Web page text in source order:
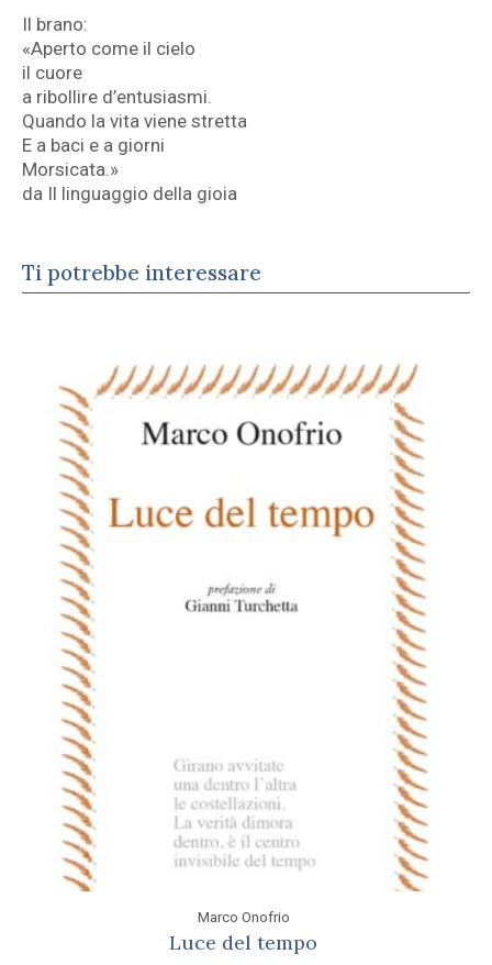
Il brano:
«Aperto come il cielo
il cuore
a ribollire d’entusiasmi.
Quando la vita viene stretta
E a baci e a giorni
Morsicata.»
da Il linguaggio della gioia
Ti potrebbe interessare
Marco Onofrio
Luce del tempo